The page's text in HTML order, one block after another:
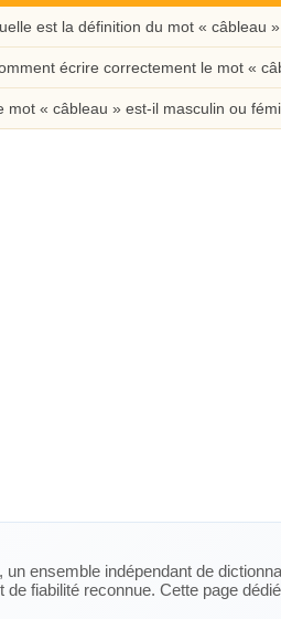
est la définition du mot « câbleau
écrire correctement le mot «
mot « câbleau » est-il masculin ou
, un ensemble indépendant de
fiabilité reconnue. Cette page